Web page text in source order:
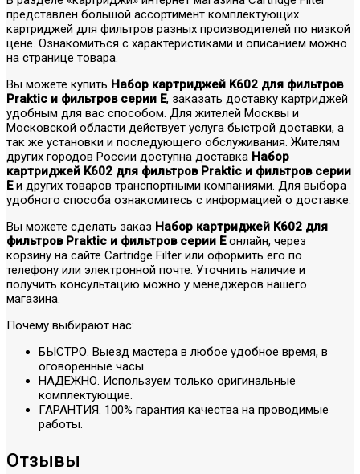
представлен большой ассортимент комплектующих
картриджей для фильтров разных производителей по низкой
цене. Ознакомиться с характеристиками и описанием можно
на странице товара.
Вы можете купить Набор картриджей K602 для фильтров
Praktic и фильтров серии E, заказать доставку картриджей
удобным для вас способом. Для жителей Москвы и
Московской области действует услуга быстрой доставки, а
так же установки и последующего обслуживания. Жителям
других городов России доступна доставка Набор
картриджей K602 для фильтров Praktic и фильтров серии
Eи других товаров транспортными компаниями. Для выбора
удобного способа ознакомитесь с информацией о доставке.
Вы можете сделать заказ Набор картриджей K602 для
фильтров Praktic и фильтров серии Eонлайн, через
корзину на сайте Cartridge Filter или оформить его по
телефону или электронной почте. Уточнить наличие и
получить консультацию можно у менеджеров нашего
магазина.
Почему выбирают нас:
БЫСТРО. Выезд мастера в любое удобное время, в
оговоренные часы.
НАДЕЖНО. Используем только оригинальные
комплектующие.
ГАРАНТИЯ. 100% гарантия качества на проводимые
работы.
Отзывы